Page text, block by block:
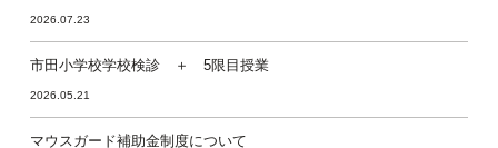
2026.07.23
市田小学校学校検診 ＋ 5限目授業
2026.05.21
マウスガード補助金制度について